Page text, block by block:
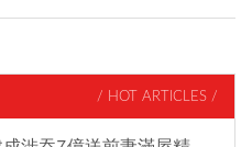
/ HOT ARTICLES /